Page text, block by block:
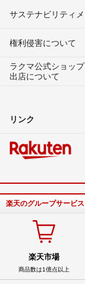
サステナビリティ
権利侵害について
ラクマ公式ショップ
出店について
リンク
楽天のグループサービス
楽天市場
商品数は1億点以上